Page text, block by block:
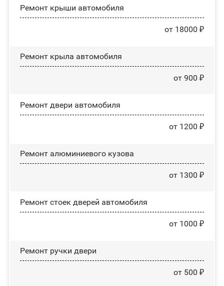
Ремонт крыши автомобиля
от 18000 ₽
Ремонт крыла автомобиля
от 900 ₽
Ремонт двери автомобиля
от 1200 ₽
Ремонт алюминиевого кузова
от 1300 ₽
Ремонт стоек дверей автомобиля
от 1000 ₽
Ремонт ручки двери
от 500 ₽